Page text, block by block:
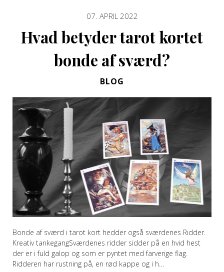
07. APRIL 2022
Hvad betyder tarot kortet
bonde af sværd?
BLOG
Bonde af sværd i tarot kort hedder også sværdenes Ridder.
Kreativ tankegangSværdenes ridder sidder på en hvid hest
der er i fuld galop og som er pyntet med farverige flag.
Ridderen har rustning på, en rød kappe og i h…